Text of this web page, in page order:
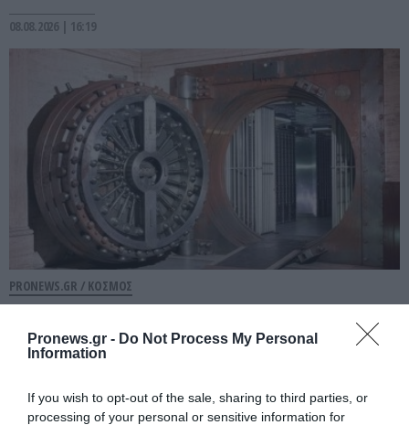
Pronews.gr - Do Not Process My Personal
Information
If you wish to opt-out of the sale, sharing to third parties, or
processing of your personal or sensitive information for
08.08.2026 | 16:19
PRONEWS.GR / ΚΟΣΜΟΣ
Γιατί οι πόρτες των χρηματοκιβωτίων
είναι τόσο τεράστιες;